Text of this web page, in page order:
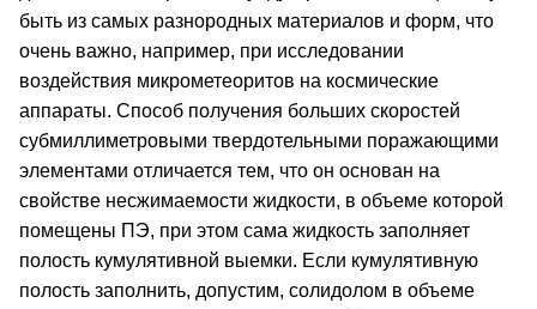
быть из самых разнородных материалов и форм, что
очень важно, например, при исследовании
воздействия микрометеоритов на космические
аппараты. Способ получения больших скоростей
субмиллиметровыми твердотельными поражающими
элементами отличается тем, что он основан на
свойстве несжимаемости жидкости, в объеме которой
помещены ПЭ, при этом сама жидкость заполняет
полость кумулятивной выемки. Если кумулятивную
полость заполнить, допустим, солидолом в объеме